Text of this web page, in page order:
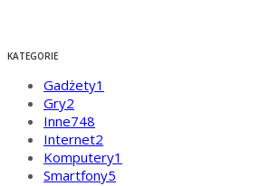
KATEGORIE
Gadżety1
Gry2
Inne748
Internet2
Komputery1
Smartfony5